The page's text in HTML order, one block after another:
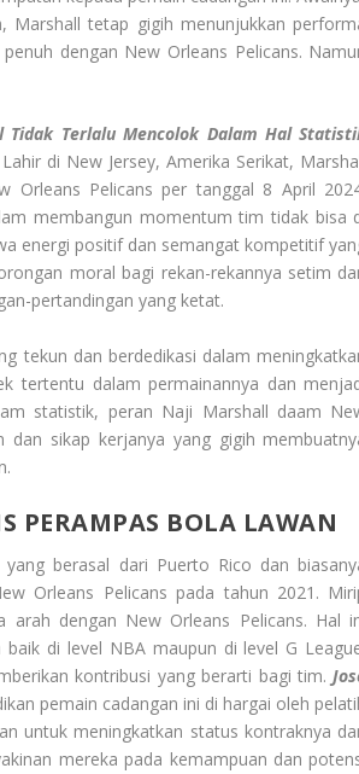
Marshall tetap gigih menunjukkan
dengan New Orleans Pelicans.
Tidak Terlalu Mencolok Dalam Hal
di New Jersey, Amerika Serikat,
Pelicans per tanggal 8 April
membangun momentum tim tidak bisa
energi positif dan semangat kompetitif
moral bagi rekan-rekannya setim
pertandingan yang ketat.
tekun dan berdedikasi dalam
tertentu dalam permainannya dan
statistik, peran Naji Marshall daam
dan sikap kerjanya yang gigih
PERAMPAS BOLA LAWAN
berasal dari Puerto Rico dan
Orleans Pelicans pada tahun 2021.
arah dengan New Orleans Pelicans. Hal
di level NBA maupun di level G
kontribusi yang berarti bagi tim.
pemain cadangan ini di hargai oleh
untuk meningkatkan status kontraknya
mereka pada kemampuan dan